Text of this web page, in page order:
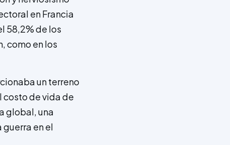
en Francia
58,2% de los
como en los
un terreno
costo de vida de
global, una
guerra en el